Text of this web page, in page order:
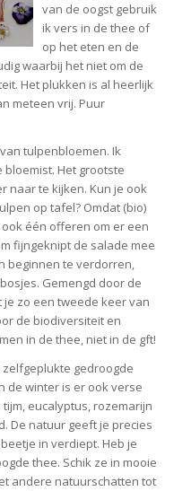
van de oogst gebruik
ik vers in de thee of
op het eten en de
waarbij het niet om de
Het plukken is al heerlijk
meteen vrij. Puur
tulpenbloemen. Ik
Het grootste
naar te kijken. Kun je ook
op tafel? Omdat (bio)
één offeren om er een
fijngeknipt de salade mee
beginnen te verdorren,
Gemengd door de
zo een tweede keer van
de biodiversiteit en
in de thee, niet in de gft!
zelfgeplukte gedroogde
de winter is er ook verse
eucalyptus, rozemarijn
De natuur geeft je precies
in verdiept. Heb je
thee. Schik ze in mooie
andere natuurschatten tot